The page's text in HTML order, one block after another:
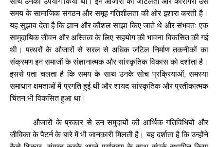
समय के सामाजिक संगठन और समूह गतिशीलता की ओर इशारा करती है।
यह सुझाव देता है कि ज्ञान और कौशल साझा किए जाते थे और संभवतः एक
सामुदायिक जीवन और अस्तित्व के लिए सहयोग की भावना विकसित की गई
थी।
पत्थरों के औजारों से सरल से अधिक जटिल निर्माण तकनीकों का
संक्रमण इन समाजों के संज्ञानात्मक और सांस्कृतिक विकास को दर्शाता है।
इससे पता चलता है कि समय के साथ उनके सोच प्रक्रियाओं,समस्या
समाधान क्षमताओं में प्रगति हुई थी और शायद सांस्कृतिक और प्रतीकात्मक
चिंतन भी विकसित हुआ था।
औजारों के प्रकार से उन समुदायों की आर्थिक गतिविधियों और
जीविका के पैटर्न के बारे में भी जानकारी मिलती है। यह दर्शाता है कि उन्होंने